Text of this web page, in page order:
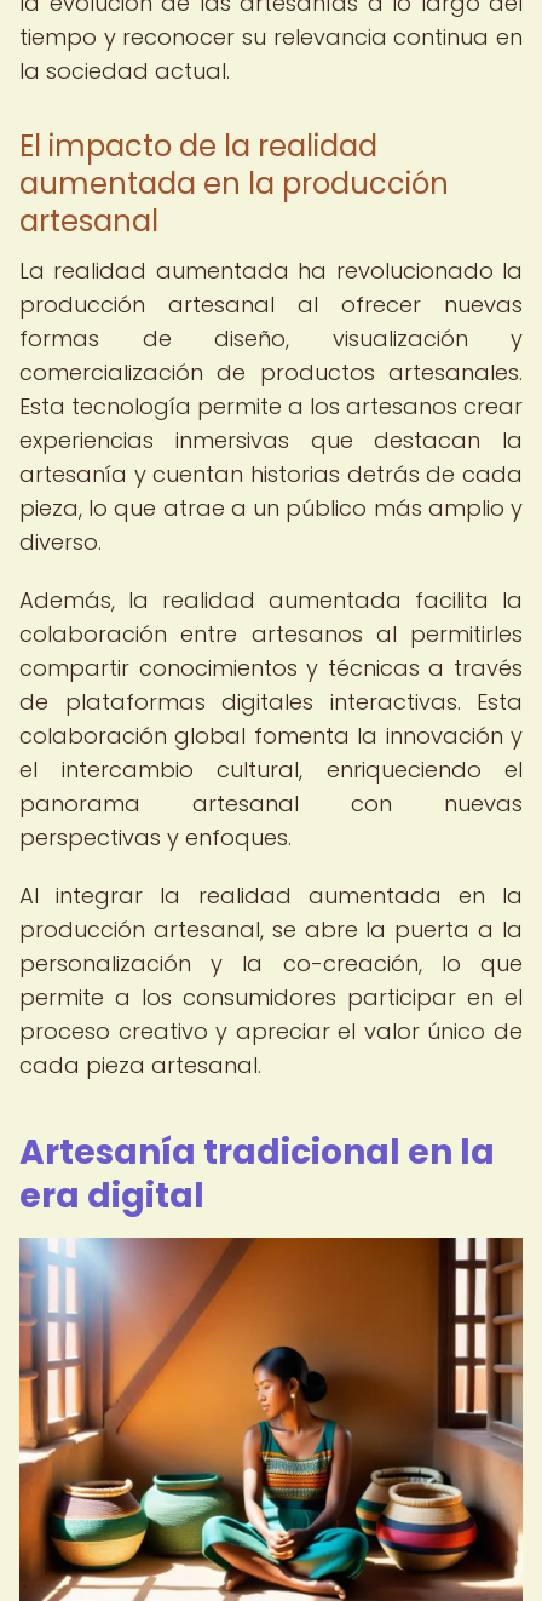
tiempo y reconocer su relevancia continua en
la sociedad actual.
El impacto de la realidad
aumentada en la producción
artesanal
La realidad aumentada ha revolucionado la
producción artesanal al ofrecer nuevas
formas de diseño, visualización y
comercialización de productos artesanales.
Esta tecnología permite a los artesanos crear
experiencias inmersivas que destacan la
artesanía y cuentan historias detrás de cada
pieza, lo que atrae a un público más amplio y
diverso.
Además, la realidad aumentada facilita la
colaboración entre artesanos al permitirles
compartir conocimientos y técnicas a través
de plataformas digitales interactivas. Esta
colaboración global fomenta la innovación y
el intercambio cultural, enriqueciendo el
panorama artesanal con nuevas
perspectivas y enfoques.
Al integrar la realidad aumentada en la
producción artesanal, se abre la puerta a la
personalización y la co-creación, lo que
permite a los consumidores participar en el
proceso creativo y apreciar el valor único de
cada pieza artesanal.
Artesanía tradicional en la
era digital